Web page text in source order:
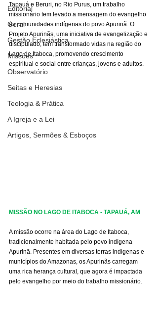
Editorial
Geral
Gestão Eclesiástica
Missões
Observatório
Seitas e Heresias
Teologia & Prática
A Igreja e a Lei
Artigos, Sermões & Esboços
Tapauá e Beruri, no Rio Purus, um trabalho
missionário tem levado a mensagem do evangelho
às comunidades indígenas do povo Apurinã. O
Projeto Apurinãs, uma iniciativa de evangelização e
discipulado, tem transformado vidas na região do
Lago de Itaboca, promovendo crescimento
espiritual e social entre crianças, jovens e adultos.
MISSÃO NO LAGO DE ITABOCA - TAPAUÁ, AM
A missão ocorre na área do Lago de Itaboca,
tradicionalmente habitada pelo povo indígena
Apurinã. Presentes em diversas terras indígenas e
municípios do Amazonas, os Apurinãs carregam
uma rica herança cultural, que agora é impactada
pelo evangelho por meio do trabalho missionário.